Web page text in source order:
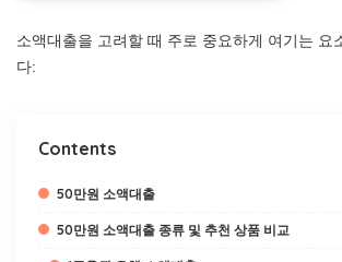
소액대출을 고려할 때 주로 중요하게 여기는 요
다:
Contents
50만원 소액대출
50만원 소액대출 종류 및 추천 상품 비교